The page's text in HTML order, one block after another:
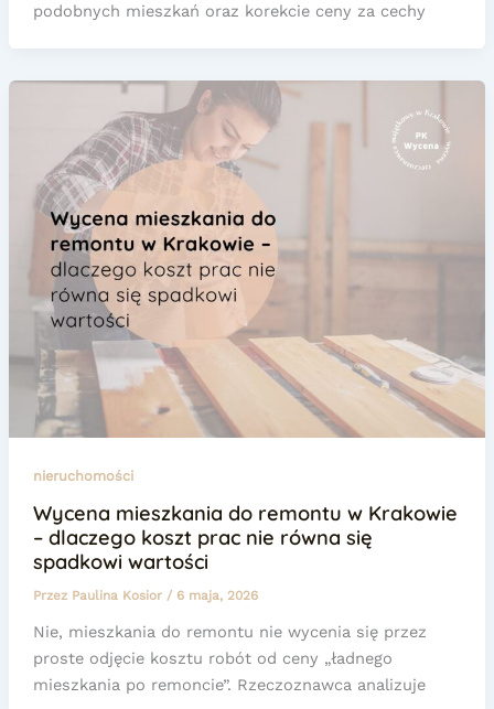
podobnych mieszkań oraz korekcie ceny za cechy
nieruchomości
Wycena mieszkania do remontu w Krakowie
– dlaczego koszt prac nie równa się
spadkowi wartości
Przez Paulina Kosior / 6 maja, 2026
Nie, mieszkania do remontu nie wycenia się przez
proste odjęcie kosztu robót od ceny „ładnego
mieszkania po remoncie”. Rzeczoznawca analizuje